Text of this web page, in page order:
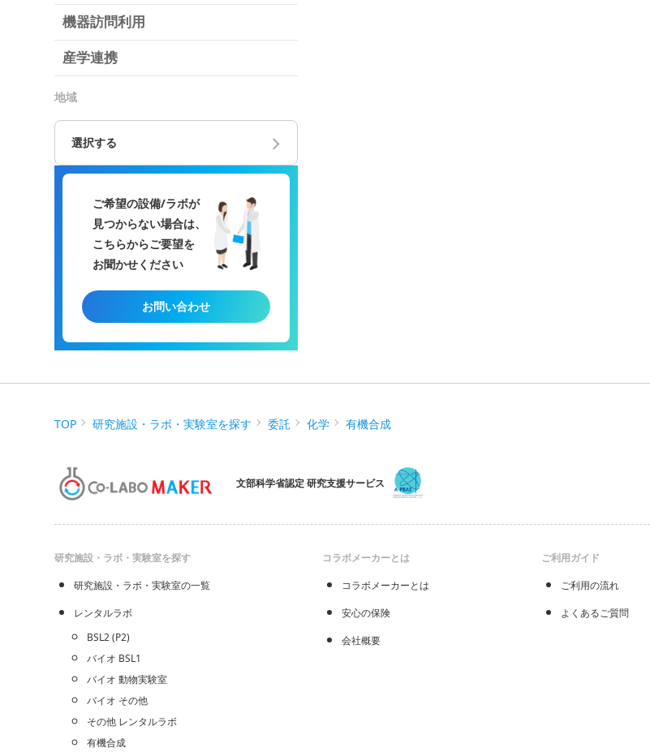
機器訪問利用
産学連携
地域
選択する
ご希望の設備/ラボが
見つからない場合は、
こちらからご要望を
お聞かせください
お問い合わせ
TOP 研究施設・ラボ・実験室を探す 委託 化学 有機合成
文部科学省認定 研究支援サービス
研究施設・ラボ・実験室を探す
研究施設・ラボ・実験室の一覧
レンタルラボ
BSL2 (P2)
バイオ BSL1
バイオ 動物実験室
バイオ その他
その他 レンタルラボ
有機合成
コラボメーカーとは
コラボメーカーとは
安心の保険
会社概要
ご利用ガイド
ご利用の流れ
よくあるご質問